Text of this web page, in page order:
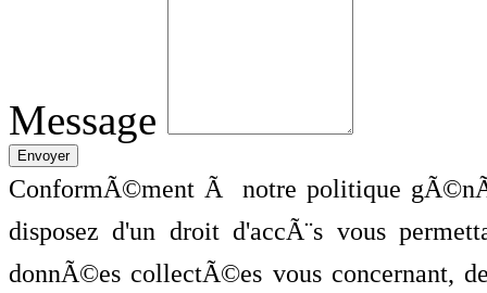
Message
ConformÃ©ment Ã notre politique
disposez d'un droit d'accÃ¨s vous
donnÃ©es collectÃ©es vous concernant,